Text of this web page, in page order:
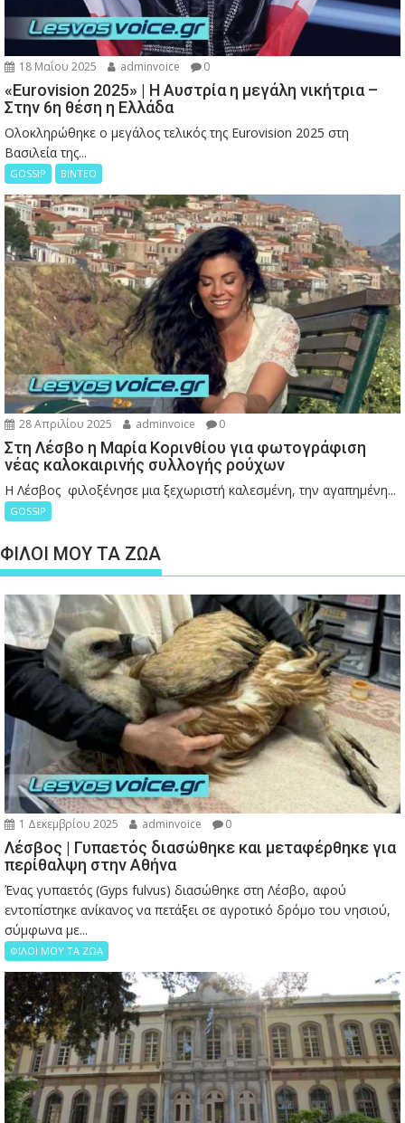
18 Μαΐου 2025 adminvoice 0
«Eurovision 2025» | Η Αυστρία η μεγάλη νικήτρια –
Στην 6η θέση η Ελλάδα
Ολοκληρώθηκε ο μεγάλος τελικός της Eurovision 2025 στη
Βασιλεία της...
GOSSIP ΒΙΝΤΕΟ
28 Απριλίου 2025 adminvoice 0
Στη Λέσβο η Μαρία Κορινθίου για φωτογράφιση
νέας καλοκαιρινής συλλογής ρούχων
Η Λέσβος φιλοξένησε μια ξεχωριστή καλεσμένη, την αγαπημένη...
GOSSIP
ΦΙΛΟΙ ΜΟΥ ΤΑ ΖΩΑ
1 Δεκεμβρίου 2025 adminvoice 0
Λέσβος | Γυπαετός διασώθηκε και μεταφέρθηκε για
περίθαλψη στην Αθήνα
Ένας γυπαετός (Gyps fulvus) διασώθηκε στη Λέσβο, αφού
εντοπίστηκε ανίκανος να πετάξει σε αγροτικό δρόμο του νησιού,
σύμφωνα με...
ΦΙΛΟΙ ΜΟΥ ΤΑ ΖΩΑ